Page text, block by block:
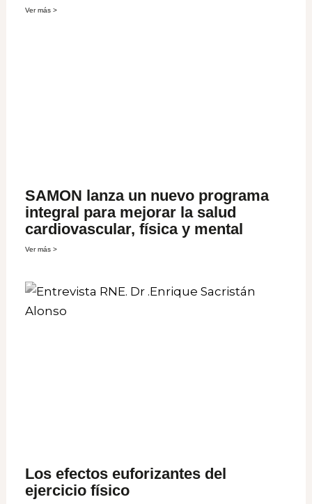
Ver más >
SAMON lanza un nuevo programa
integral para mejorar la salud
cardiovascular, física y mental
Ver más >
Los efectos euforizantes del
ejercicio físico